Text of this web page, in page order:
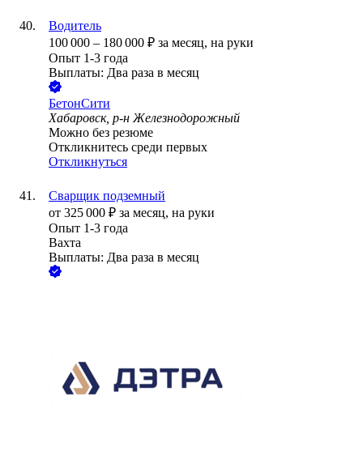
Водитель
100 000 – 180 000 ₽ за месяц, на руки
Опыт 1-3 года
Выплаты: Два раза в месяц
БетонСити
Хабаровск, р-н Железнодорожный
Можно без резюме
Откликнитесь среди первых
Откликнуться
Сварщик подземный
от 325 000 ₽ за месяц, на руки
Опыт 1-3 года
Вахта
Выплаты: Два раза в месяц